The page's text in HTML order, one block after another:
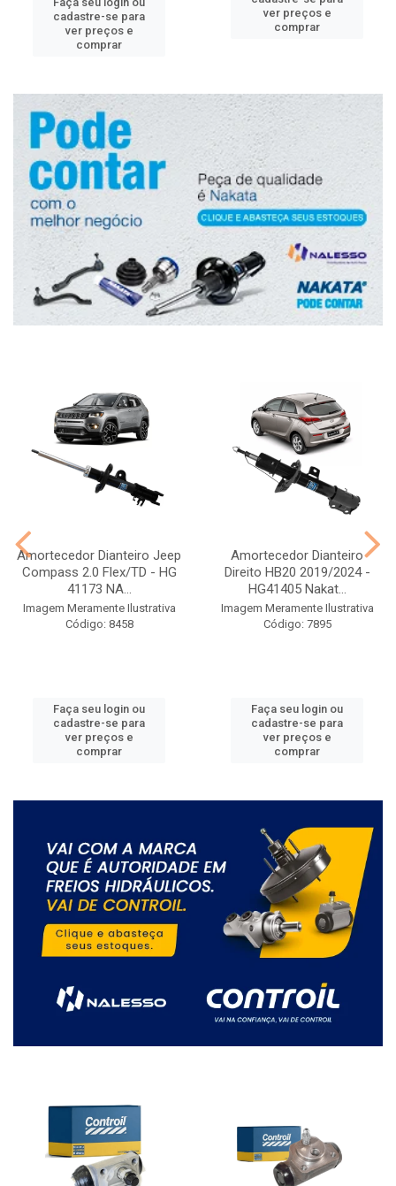
cadastre-se para
ver preços e
comprar
ver preços e
comprar
Amortecedor Dianteiro Jeep
Compass 2.0 Flex/TD - HG
41173 NA...
Imagem Meramente Ilustrativa
Código: 8458
Faça seu login ou
cadastre-se para
ver preços e
comprar
Amortecedor Dianteiro
Direito HB20 2019/2024 -
HG41405 Nakat...
Imagem Meramente Ilustrativa
Código: 7895
Faça seu login ou
cadastre-se para
ver preços e
comprar